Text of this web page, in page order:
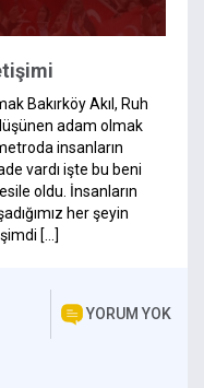
Bakırköy Akıl, Ruh
adam olmak
insanların
vardı işte bu beni
oldu. İnsanların
her şeyin
[…]
YORUM YOK